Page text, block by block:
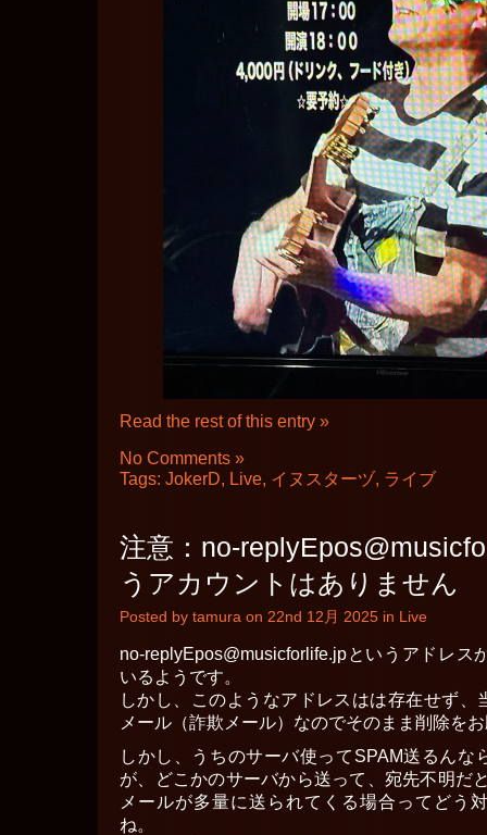
Read the rest of this entry »
No Comments »
Tags: JokerD, Live, イヌスターヅ, ライブ
注意：no-
うアカウントはありません
Posted by tamura on 22nd 12月 2025 in Live
no-replyEpos@musicforlife.jpというアドレス
いるようです。
しかし、このようなアドレスはは存在せず、
メール（詐欺メール）なのでそのまま削除を
しかし、うちのサーバ使ってSPAM送るんな
が、どこかのサーバから送って、宛先不明だ
メールが多量に送られてくる場合ってどう
ね。